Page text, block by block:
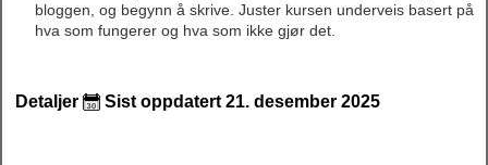
bloggen, og begynn å skrive. Juster kursen underveis basert på
hva som fungerer og hva som ikke gjør det.
Detaljer Sist oppdatert 21. desember 2025